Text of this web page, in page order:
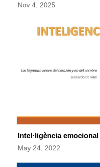
Nov 4, 2025
Intel·ligència
May 24, 2022